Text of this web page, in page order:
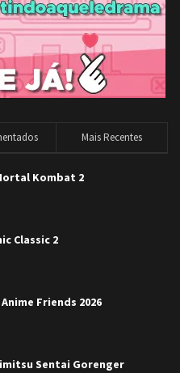
Mais Recentes
Kombat 2
Classic 2
Friends 2026
Sentai Gorenger